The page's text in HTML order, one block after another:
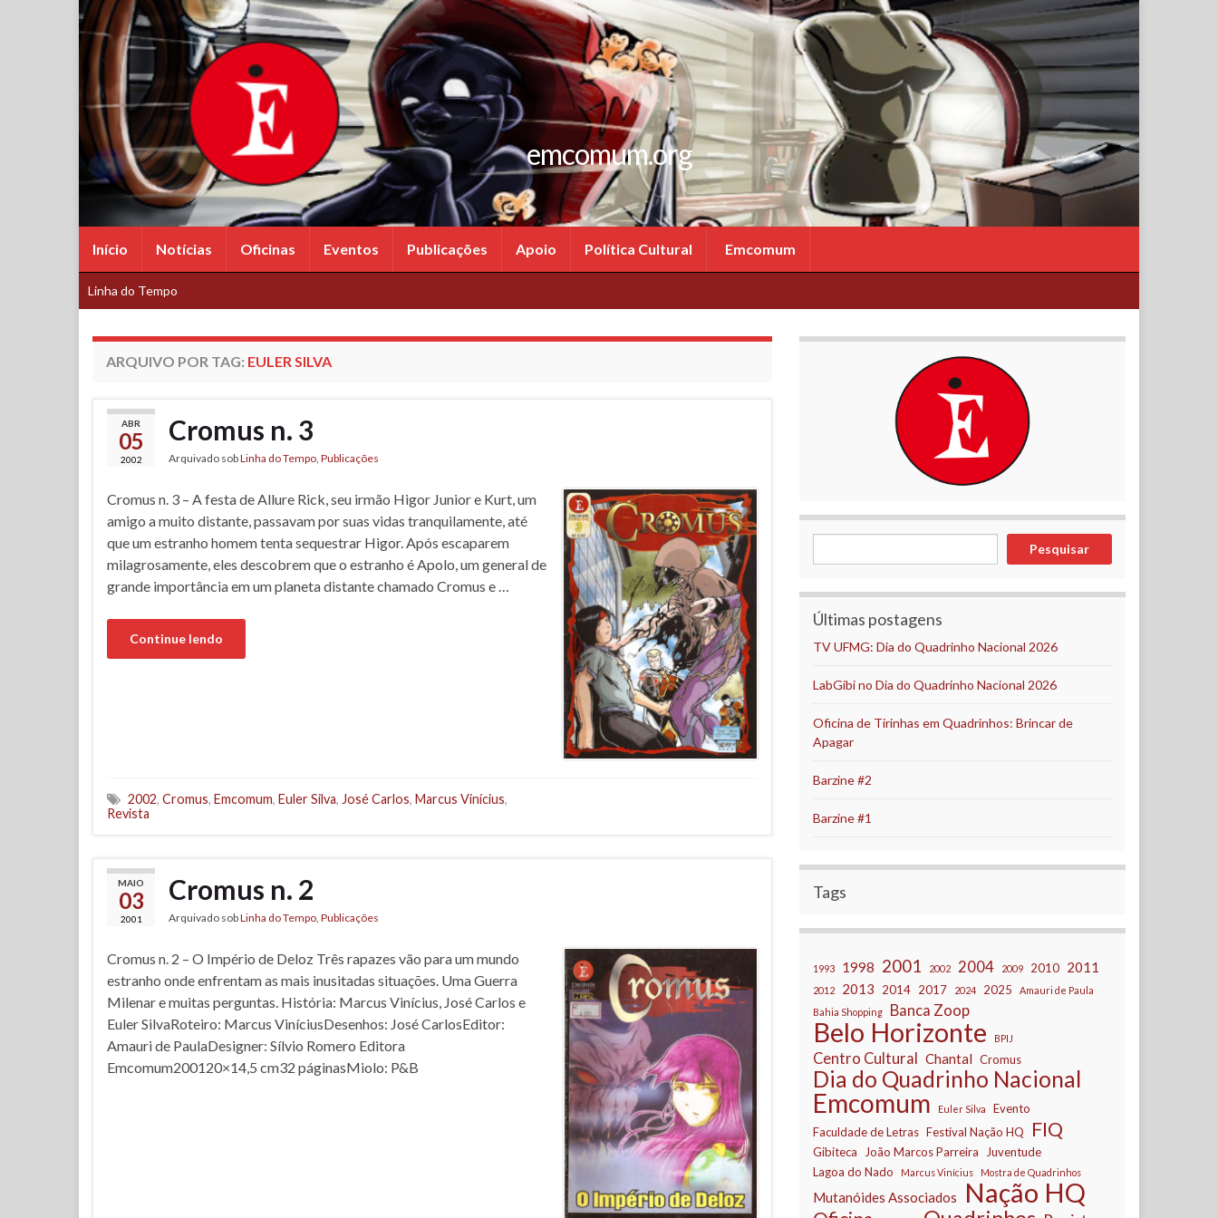
emcomum.org
Início Notícias Oficinas Eventos Publicações Apoio Política Cultural Emcomum
Linha do Tempo
ARQUIVO POR TAG: EULER SILVA
ABR
05
2002
Cromus n. 3
Arquivado sobLinha do Tempo, Publicações
Cromus n. 3 – A festa de Allure Rick, seu irmão Higor Junior e Kurt, um
amigo a muito distante, passavam por suas vidas tranquilamente, até
que um estranho homem tenta sequestrar Higor. Após escaparem
milagrosamente, eles descobrem que o estranho é Apolo, um general de
grande importância em um planeta distante chamado Cromus e …
Continue lendo
2002, Cromus, Emcomum, Euler Silva, José Carlos, Marcus Vinícius,
Revista
MAIO
03
2001
Cromus n. 2
Arquivado sobLinha do Tempo, Publicações
Cromus n. 2 – O Império de Deloz Três rapazes vão para um mundo
estranho onde enfrentam as mais inusitadas situações. Uma Guerra
Milenar e muitas perguntas. História: Marcus Vinícius, José Carlos e
Euler SilvaRoteiro: Marcus ViníciusDesenhos: José CarlosEditor:
Amauri de PaulaDesigner: Sílvio Romero Editora
Emcomum200120×14,5 cm32 páginasMiolo: P&B
Pesquisar
Últimas postagens
TV UFMG: Dia do Quadrinho Nacional 2026
LabGibi no Dia do Quadrinho Nacional 2026
Oficina de Tirinhas em Quadrinhos: Brincar de
Apagar
Barzine #2
Barzine #1
Tags
1993 1998 2001 2002 2004 2009 2010 2011
2012 2013 2014 2017 2024 2025
Amauri de Paula
Bahia Shopping
Banca Zoop
Belo Horizonte BPIJ
Centro Cultural Chantal Cromus
Dia do Quadrinho Nacional
Emcomum Euler Silva
Evento
Faculdade de Letras Festival Nação HQ FIQ
Gibiteca João Marcos Parreira
Juventude
Lagoa do Nado
Marcus Vinícius Mostra de Quadrinhos
Mutanóides Associados Nação HQ